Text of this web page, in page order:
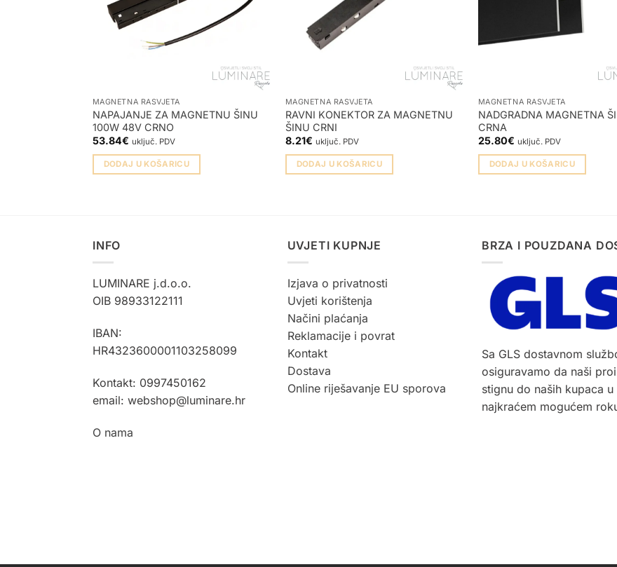
MAGNETNA RASVJETA
NAPAJANJE ZA MAGNETNU ŠINU
100W 48V CRNO
53.84€ uključ. PDV
DODAJ U KOŠARICU
MAGNETNA RASVJETA
RAVNI KONEKTOR ZA MAGNETNU
ŠINU CRNI
8.21€ uključ. PDV
DODAJ U KOŠARICU
MAGNETNA RASVJETA
NADGRADNA MAGNETNA
CRNA
25.80€ uključ. PDV
DODAJ U KOŠARICU
INFO
LUMINARE j.d.o.o.
OIB 98933122111
IBAN:
HR4323600001103258099
Kontakt: 0997450162
email: webshop@luminare.hr
O nama
UVJETI KUPNJE
Izjava o privatnosti
Uvjeti korištenja
Načini plaćanja
Reklamacije i povrat
Kontakt
Dostava
Online riješavanje EU sporova
BRZA I POUZDANA
Sa GLS dostavnom
osiguravamo da naši
stignu do naših kupaca u
najkraćem mogućem